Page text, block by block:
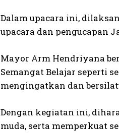
Dalam upacara ini,
upacara dan pengucapan
Mayor Arm Hendriyana
Semangat Belajar seperti
mengingatkan dan
Dengan kegiatan ini,
muda, serta memperkuat